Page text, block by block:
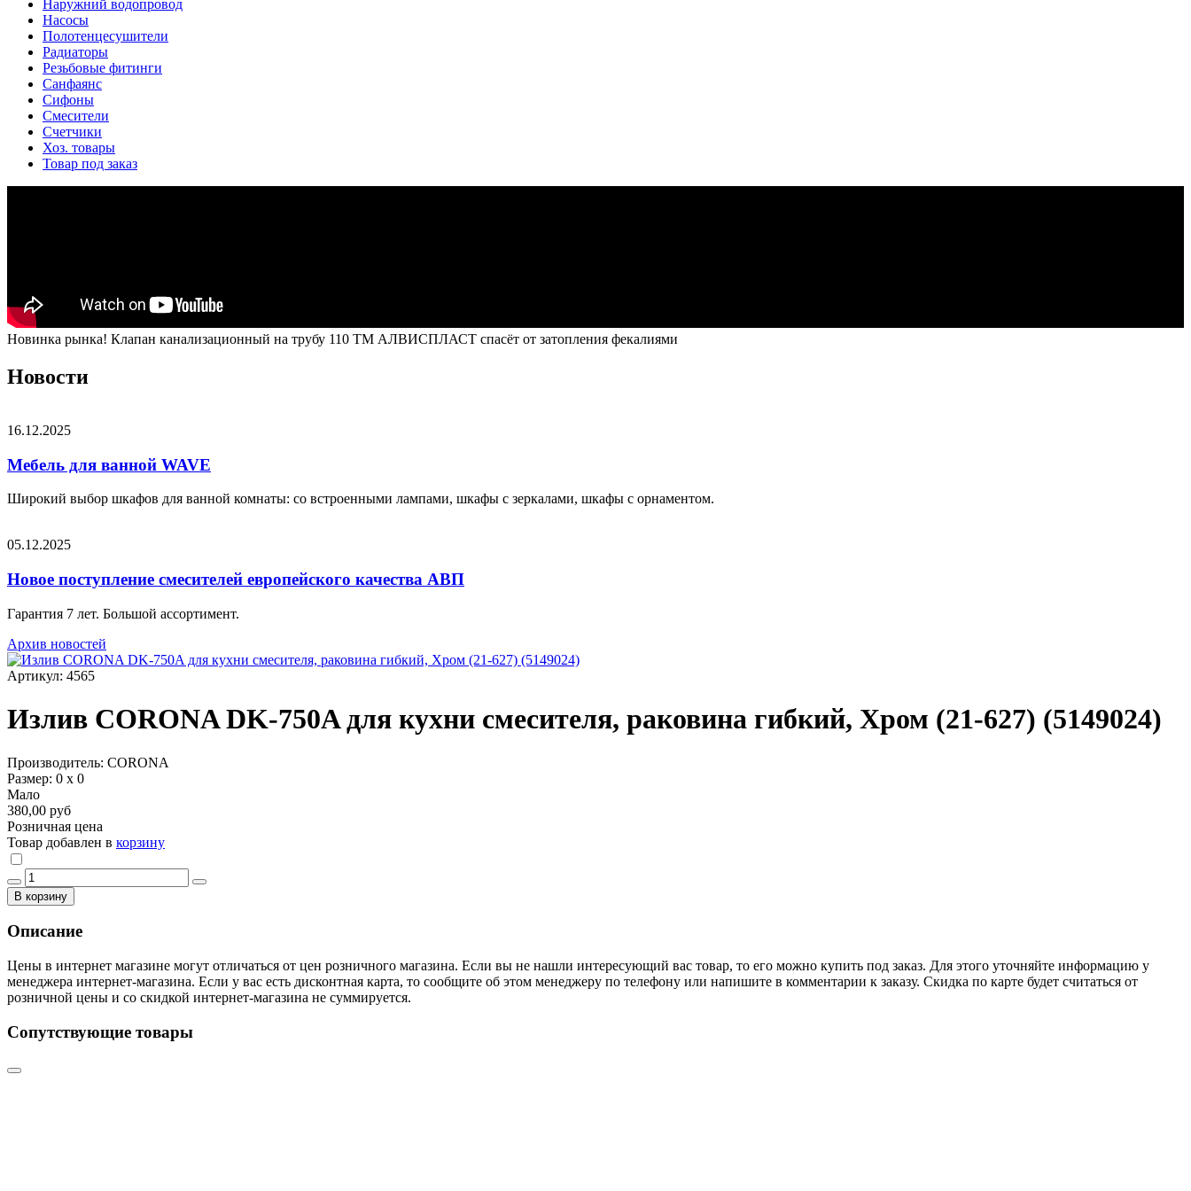
Наружний водопровод
Насосы
Полотенцесушители
Радиаторы
Резьбовые фитинги
Санфаянс
Сифоны
Смесители
Счетчики
Хоз. товары
Товар под заказ
Новинка рынка! Клапан канализационный на трубу 110 ТМ АЛВИСПЛАСТ спасёт от затопления фекалиями
Новости
16.12.2025
Мебель для ванной WAVE
Широкий выбор шкафов для ванной комнаты: со встроенными лампами, шкафы с зеркалами, шкафы с орнаментом.
05.12.2025
Новое поступление смесителей европейского качества АВП
Гарантия 7 лет. Большой ассортимент.
Архив новостей
Артикул: 4565
Излив CORONA DK-750A для кухни смесителя, раковина гибкий, Хром (21-627) (5149024)
Производитель: CORONA
Размер: 0 х 0
Мало
380,00 руб
Розничная цена
Товар добавлен в корзину
В корзину
Описание
Цены в интернет магазине могут отличаться от цен розничного магазина. Если вы не нашли интересующий вас товар, то его можно купить под заказ. Для этого уточняйте информацию у
менеджера интернет-магазина. Если у вас есть дисконтная карта, то сообщите об этом менеджеру по телефону или напишите в комментарии к заказу. Скидка по карте будет считаться от
розничной цены и со скидкой интернет-магазина не суммируется.
Сопутствующие товары